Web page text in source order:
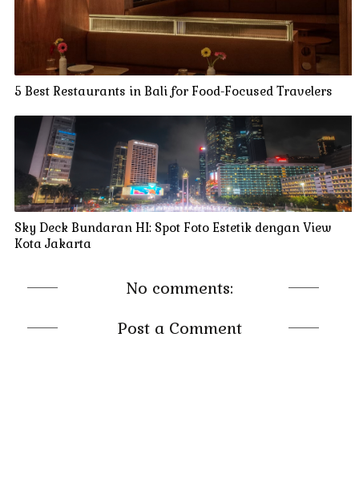
5 Best Restaurants in Bali for Food-Focused Travelers
Sky Deck Bundaran HI: Spot Foto Estetik dengan View
Kota Jakarta
No comments:
Post a Comment